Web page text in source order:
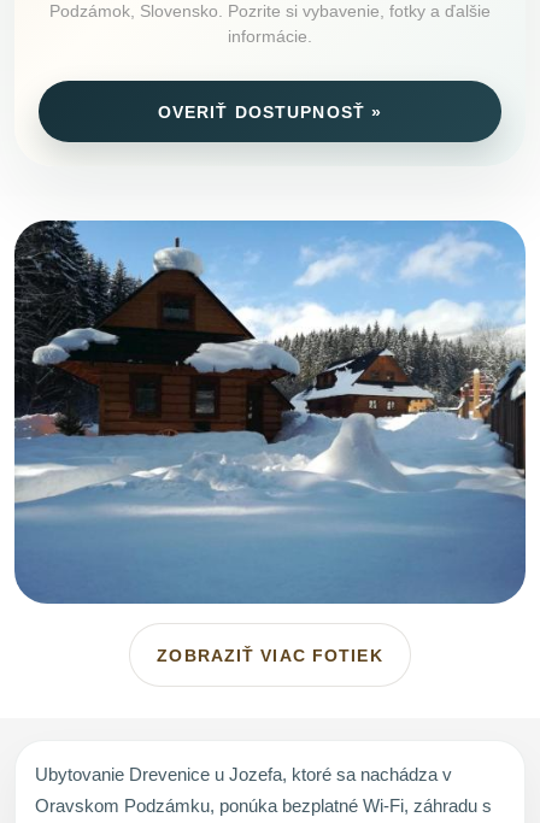
Podzámok, Slovensko. Pozrite si vybavenie, fotky a ďalšie
informácie.
OVERIŤ DOSTUPNOSŤ »
ZOBRAZIŤ VIAC FOTIEK
Ubytovanie Drevenice u Jozefa, ktoré sa nachádza v
Oravskom Podzámku, ponúka bezplatné Wi-Fi, záhradu s